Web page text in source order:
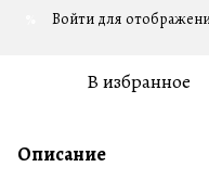
Войти для
В избранное
Описание